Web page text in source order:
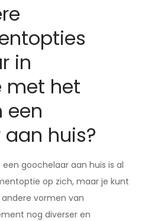
in
met het
een
huis?
goochelaar aan huis is al
op zich, maar je kunt
vormen van
nog diverser en